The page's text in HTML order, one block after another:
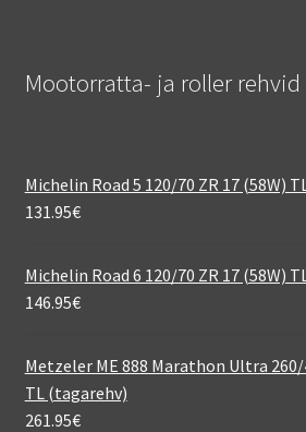
Mootorratta- ja roller rehvid
Michelin Road 5 120/70 ZR 17 (58W)
131.95€
Michelin Road 6 120/70 ZR 17 (58W)
146.95€
Metzeler ME 888 Marathon Ultra 260/
TL (tagarehv)
261.95€